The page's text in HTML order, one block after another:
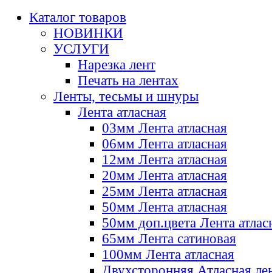
Каталог товаров
НОВИНКИ
УСЛУГИ
Нарезка лент
Печать на лентах
Ленты, тесьмы и шнуры
Лента атласная
03мм Лента атласная
06мм Лента атласная
12мм Лента атласная
20мм Лента атласная
25мм Лента атласная
50мм Лента атласная
50мм доп.цвета Лента
65мм Лента сатиновая
100мм Лента атласная